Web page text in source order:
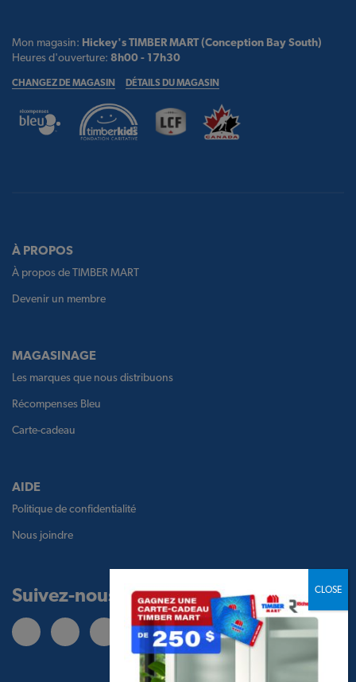
Mon magasin: Hickey's TIMBER MART (Conception Bay South)
Heures d'ouverture: 8h00 - 17h30
CHANGEZ DE MAGASIN DÉTAILS DU MAGASIN
À PROPOS
À propos de TIMBER MART
Devenir un membre
MAGASINAGE
Les marques que nous distribuons
Récompenses Bleu
Carte-cadeau
AIDE
Politique de confidentialité
Nous joindre
Suivez-nous